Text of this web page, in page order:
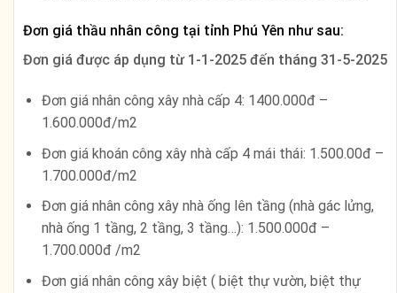
Đơn giá thầu nhân công tại tỉnh Phú Yên như sau:
Đơn giá được áp dụng từ 1-1-2025 đến tháng 31-5-2025
Đơn giá nhân công xây nhà cấp 4: 1400.000đ –
1.600.000đ/m2
Đơn giá khoán công xây nhà cấp 4 mái thái: 1.500.00đ –
1.700.000đ/m2
Đơn giá nhân công xây nhà ống lên tầng (nhà gác lửng,
nhà ống 1 tầng, 2 tầng, 3 tầng…): 1.500.000đ –
1.700.000đ /m2
Đơn giá nhân công xây biệt ( biệt thự vườn, biệt thự